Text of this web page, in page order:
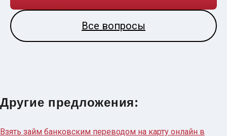
Все вопросы
Другие предложения:
Взять займ банковским переводом на карту онлайн в